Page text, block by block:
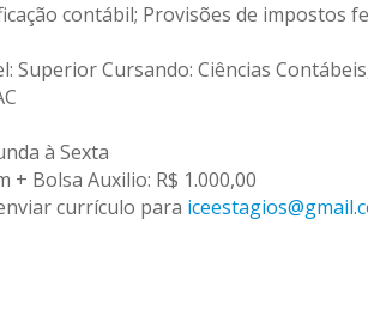
contábil; Provisões de
Superior Cursando: Ciências
à Sexta
Bolsa Auxilio: R$ 1.000,00
currículo para